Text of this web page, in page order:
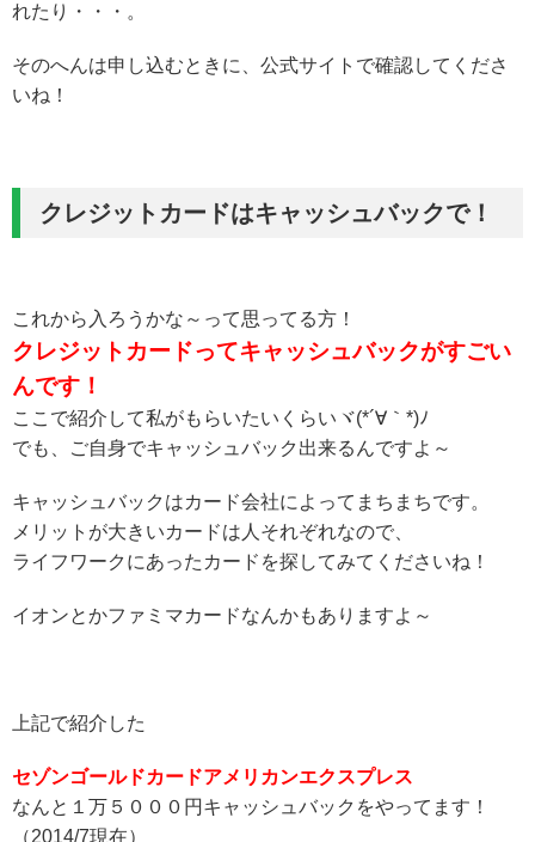
れたり・・・。
そのへんは申し込むときに、公式サイトで確認してくださ
いね！
クレジットカードはキャッシュバックで！
これから入ろうかな～って思ってる方！
クレジットカードってキャッシュバックがすごい
んです！
ここで紹介して私がもらいたいくらいヾ(*´∀｀*)ﾉ
でも、ご自身でキャッシュバック出来るんですよ～
キャッシュバックはカード会社によってまちまちです。
メリットが大きいカードは人それぞれなので、
ライフワークにあったカードを探してみてくださいね！
イオンとかファミマカードなんかもありますよ～
上記で紹介した
セゾンゴールドカードアメリカンエクスプレス
なんと１万５０００円キャッシュバックをやってます！
（2014/7現在）